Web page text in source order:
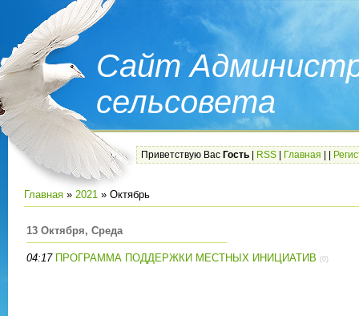
Сайт
сельсовета
Приветствую Вас Гость RSS Главная
Главная » 2021 » Октябрь
13 Октября, Среда
04:17 ПРОГРАММА ПОДДЕРЖКИ МЕСТНЫХ ИНИЦИАТИВ (0)